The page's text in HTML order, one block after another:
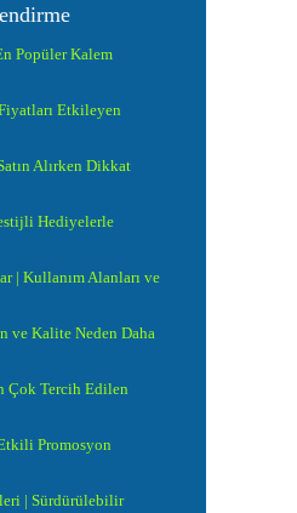
Popüler Kalem
Etkileyen
Alırken Dikkat
Hediyelerle
| Kullanım Alanları ve
ve Kalite Neden Daha
Çok Tercih Edilen
Promosyon
| Sürdürülebilir